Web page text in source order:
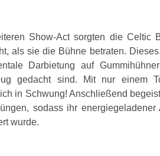
Show-Act sorgten die Celtic
als sie die Bühne betraten.
Darbietung auf
gedacht sind. Mit nur einem
in Schwung! Anschließend
sodass ihr energiegeladener
wurde.